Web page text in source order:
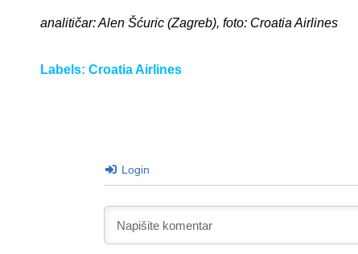
analitičar: Alen Šćuric (Zagreb), foto: Croatia Airlines
Labels: Croatia Airlines
Login